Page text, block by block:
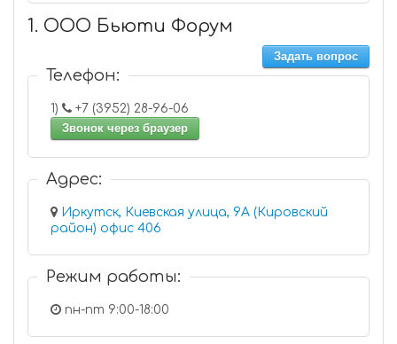
1. ООО Бьюти Форум
Задать вопрос
Телефон:
1)
+7 (3952) 28-96-06
Звонок через браузер
Адрес:
Иркутск, Киевская улица, 9А (Кировский
район) офис 406
Режим работы:
пн-пт 9:00-18:00